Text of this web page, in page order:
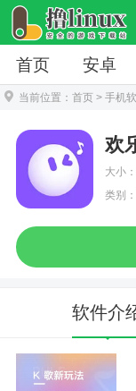
首页 安卓
当前位置： 首页 > 手机
欢
大小
类别
软件介